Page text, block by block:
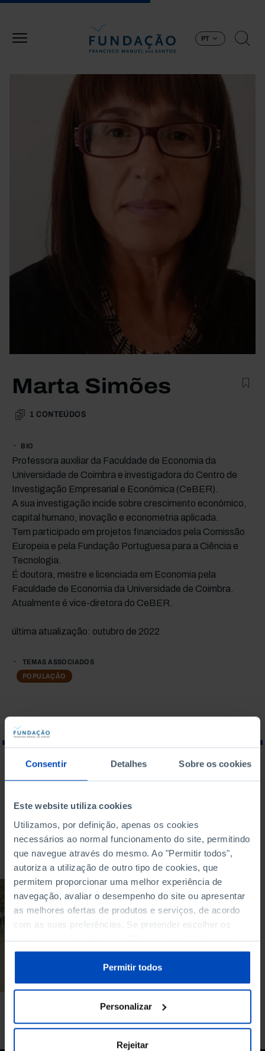
Consentir Detalhes Sobre os cookies
Este website utiliza cookies
Utilizamos, por definição, apenas os cookies
necessários ao normal funcionamento do site, permitindo
que navegue através do mesmo. Ao "Permitir todos",
autoriza a utilização de outro tipo de cookies, que
permitem proporcionar uma melhor experiência de
navegação, avaliar o desempenho do site ou apresentar
as melhores ofertas de produtos e serviços, de acordo
com as suas preferências. Se pretender escolher os
tipos de cookies, clique em "Personalizar". Saiba mais
sobre cookies através da gestão de preferências ou da
Política de Cookies.
Permitir todos
Personalizar
Rejeitar
PT
Marta Simões
1 CONTEÚDOS
BIO
Professora auxiliar da Faculdade de Economia da
Universidade de Coimbra e investigadora do Centro de
Investigação Empresarial e Económica (CeBER).
A sua investigação incide sobre crescimento económico,
capital humano, inovação e econometria aplicada.
Tem participado em projetos financiados pela Comissão
Europeia e pela Fundação Portuguesa para a Ciência e
Tecnologia.
É doutora, mestre e licenciada em Economia pela
Faculdade de Economia da Universidade de Coimbra.
Atualmente é vice-diretora do CeBER.
última atualização: outubro de 2022
TEMAS ASSOCIADOS
POPULAÇÃO
O QUE PROCURA?
DOCUMENTÁRIO
Longevidade -
Desafios Económicos
e Sociais
14/10/2022